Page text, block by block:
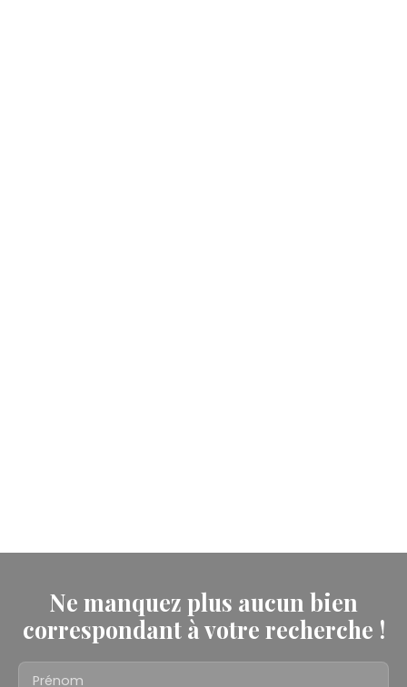
Ne manquez plus aucun bien
correspondant à votre recherche !
Prénom